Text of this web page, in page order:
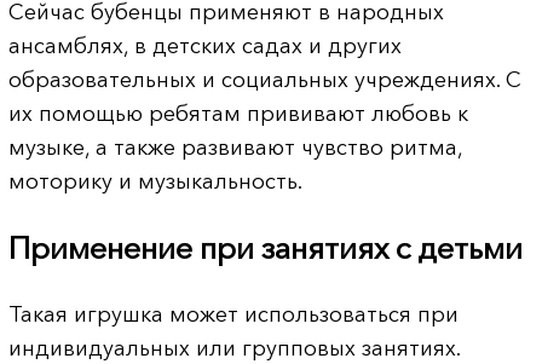
Сейчас бубенцы применяют в народных
ансамблях, в детских садах и других
образовательных и социальных учреждениях. С
их помощью ребятам прививают любовь к
музыке, а также развивают чувство ритма,
моторику и музыкальность.
Применение при занятиях с детьми
Такая игрушка может использоваться при
индивидуальных или групповых занятиях.